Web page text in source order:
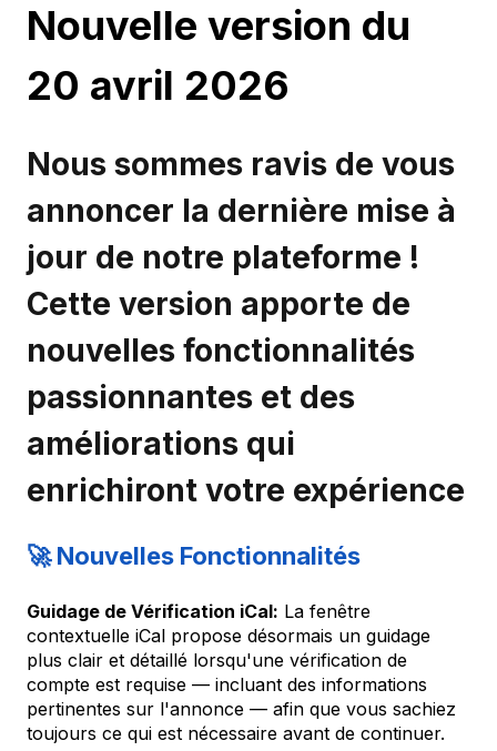
Nouvelle version du
20 avril 2026
Nous sommes ravis de vous
annoncer la dernière mise à
jour de notre plateforme !
Cette version apporte de
nouvelles fonctionnalités
passionnantes et des
améliorations qui
enrichiront votre expérience
🚀 Nouvelles Fonctionnalités
Guidage de Vérification iCal: La fenêtre
contextuelle iCal propose désormais un guidage
plus clair et détaillé lorsqu'une vérification de
compte est requise — incluant des informations
pertinentes sur l'annonce — afin que vous sachiez
toujours ce qui est nécessaire avant de continuer.